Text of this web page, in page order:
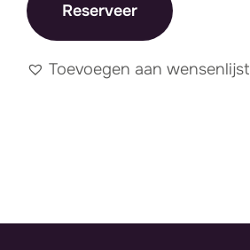
Reserveer
Toevoegen aan wensenlijst